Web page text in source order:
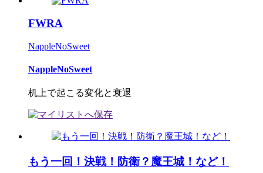
FWRA
NappleNoSweet
NappleNoSweet
机上で起こる変化と衰退
もう一回！決戦！防衛？魔王城！など！